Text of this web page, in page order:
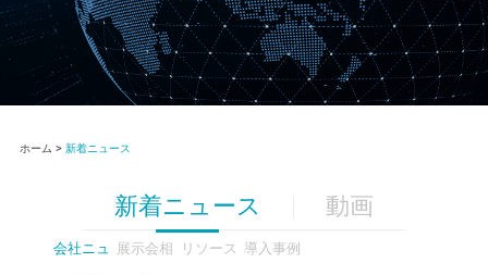
ホーム > 新着ニュース
新着ニュース
会社ニュ 展示会相 リソース 導入事例
動画